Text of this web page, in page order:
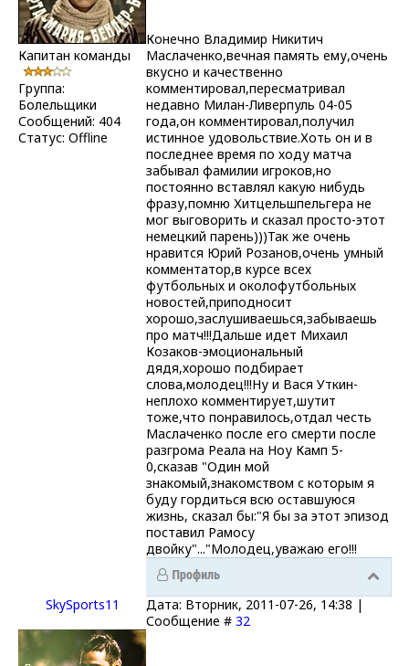
Капитан команды
Группа:
Болельщики
Сообщений: 404
Статус: Offline
Конечно Владимир Никитич
Маслаченко,вечная память ему,очень
вкусно и качественно
комментировал,пересматривал
недавно Милан-Ливерпуль 04-05
года,он комментировал,получил
истинное удовольствие.Хоть он и в
последнее время по ходу матча
забывал фамилии игроков,но
постоянно вставлял какую нибудь
фразу,помню Хитцельшпельгера не
мог выговорить и сказал просто-этот
немецкий парень)))Так же очень
нравится Юрий Розанов,очень умный
комментатор,в курсе всех
футбольных и околофутбольных
новостей,приподносит
хорошо,заслушиваешься,забываешь
про матч!!!Дальше идет Михаил
Козаков-эмоциональный
дядя,хорошо подбирает
слова,молодец!!!Ну и Вася Уткин-
неплохо комментирует,шутит
тоже,что понравилось,отдал честь
Маслаченко после его смерти после
разгрома Реала на Ноу Камп 5-
0,сказав "Один мой
знакомый,знакомством с которым я
буду гордиться всю оставшуюся
жизнь, сказал бы:"Я бы за этот эпизод
поставил Рамосу
двойку"..."Молодец,уважаю его!!!
SkySports11
Дата: Вторник, 2011-07-26, 14:38 |
Сообщение # 32